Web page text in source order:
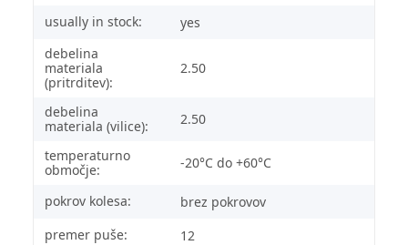
usually in stock:
yes
debelina
materiala
(pritrditev):
2.50
debelina
materiala (vilice):
2.50
temperaturno
območje:
-20°C do +60°C
pokrov kolesa:
brez pokrovov
premer puše:
12